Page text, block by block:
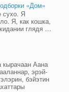
«Дом»
сухо. Я
Я, как кошка,
глядя …
кырачаан Аана
эрэй-
бэйэтин